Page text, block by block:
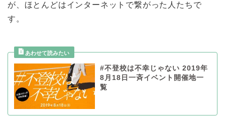
が、ほとんどはインターネットで繋がった人たちで
す。
#不登校は不幸じゃない 2019年
8月18日一斉イベント開催地一
覧